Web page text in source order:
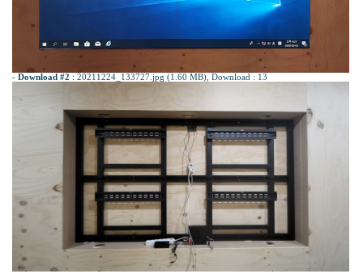
- Download #2 : 20211224_133727.jpg (1.60 MB), Download : 13